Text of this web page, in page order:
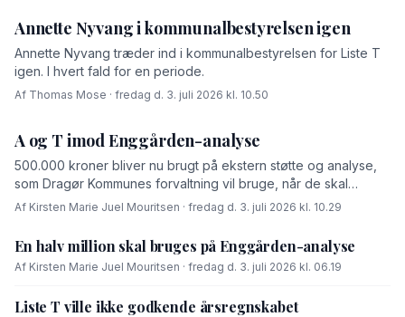
Annette Nyvang i kommunalbestyrelsen igen
Annette Nyvang træder ind i kommunalbestyrelsen for Liste T
igen. I hvert fald for en periode.
Af Thomas Mose · fredag d. 3. juli 2026 kl. 10.50
A og T imod Enggården-analyse
500.000 kroner bliver nu brugt på ekstern støtte og analyse,
som Dragør Kommunes forvaltning vil bruge, når de skal
forhandle med OK-fonden om en driftsoverenskomst for
Af Kirsten Marie Juel Mouritsen · fredag d. 3. juli 2026 kl. 10.29
En halv million skal bruges på Enggården-analyse
Af Kirsten Marie Juel Mouritsen · fredag d. 3. juli 2026 kl. 06.19
Liste T ville ikke godkende årsregnskabet